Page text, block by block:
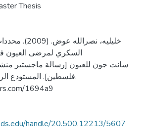
Thesis
خليليه،
السكري لمرضى العيون
سانت جون للعيون [رسالة ماجستير
فلسطين]. المستودع
1694a9
handle/20.500.12213/5607